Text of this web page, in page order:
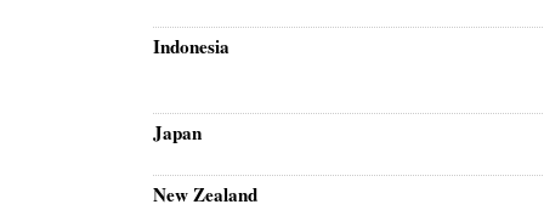
Indonesia
Japan
New Zealand